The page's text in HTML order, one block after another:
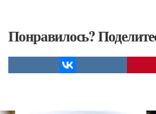
Понравилось?